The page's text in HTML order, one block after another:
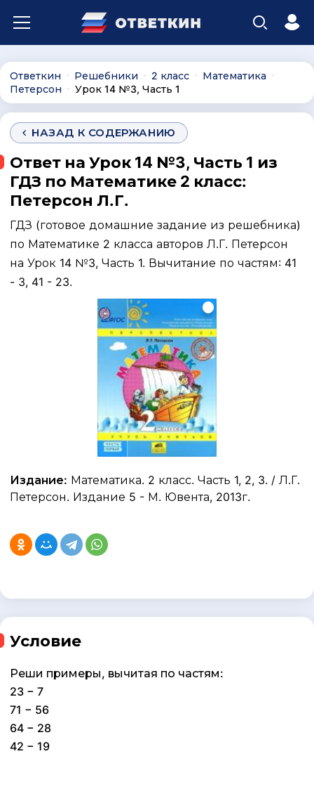
Ответкин ∙ Решебники ∙ 2 класс ∙ Математика ∙
Петерсон ∙ Урок 14 №3, Часть 1
НАЗАД К СОДЕРЖАНИЮ
Ответ на Урок 14 №3, Часть 1 из
ГДЗ по Математике 2 класс:
Петерсон Л.Г.
ГДЗ (готовое домашние задание из решебника)
по Математике 2 класса авторов Л.Г. Петерсон
на Урок 14 №3, Часть 1. Вычитание по частям: 41
- 3, 41 - 23.
Издание: Математика. 2 класс. Часть 1, 2, 3. / Л.Г.
Петерсон. Издание 5 - М. Ювента, 2013г.
Условие
Реши примеры, вычитая по частям:
23 − 7
71 − 56
64 − 28
42 − 19